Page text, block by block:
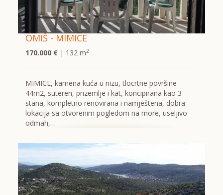
OMIŠ - MIMICE
170.000 €| 132 m2
MIMICE, kamena kuća u nizu, tlocrtne površine
44m2, suteren, prizemlje i kat, koncipirana kao 3
stana, kompletno renovirana i namještena, dobra
lokacija sa otvorenim pogledom na more, useljivo
odmah,…